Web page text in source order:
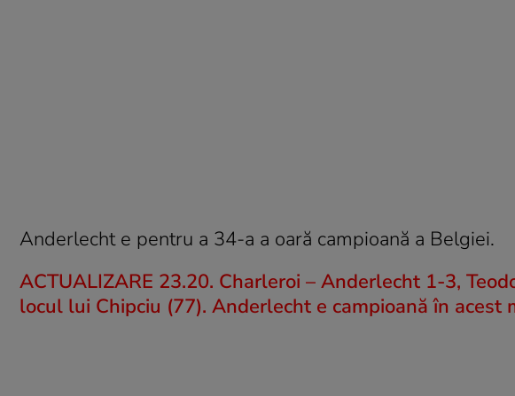
Anderlecht e pentru a 34-a a oară campioană a Belgiei.
ACTUALIZARE 23.20. Charleroi – Anderlecht 1-3,
locul lui Chipciu (77). Anderlecht e campioană în acest